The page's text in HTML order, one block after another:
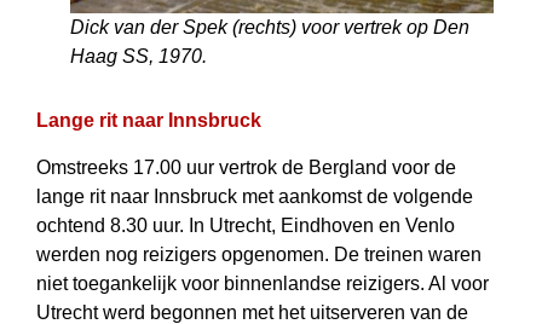
Dick van der Spek (rechts) voor vertrek op Den
Haag SS, 1970.
Lange rit naar Innsbruck
Omstreeks 17.00 uur vertrok de Bergland voor de
lange rit naar Innsbruck met aankomst de volgende
ochtend 8.30 uur. In Utrecht, Eindhoven en Venlo
werden nog reizigers opgenomen. De treinen waren
niet toegankelijk voor binnenlandse reizigers. Al voor
Utrecht werd begonnen met het uitserveren van de